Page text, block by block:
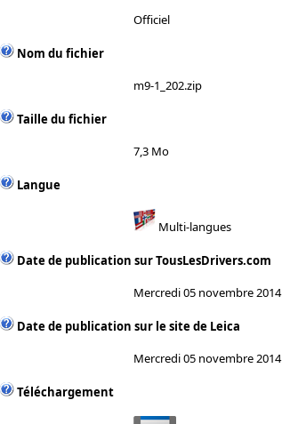
Officiel
Nom du fichier
m9-1_202.zip
Taille du fichier
7,3 Mo
Langue
Multi-langues
Date de publication sur TousLesDrivers.com
Mercredi 05 novembre 2014
Date de publication sur le site de Leica
Mercredi 05 novembre 2014
Téléchargement